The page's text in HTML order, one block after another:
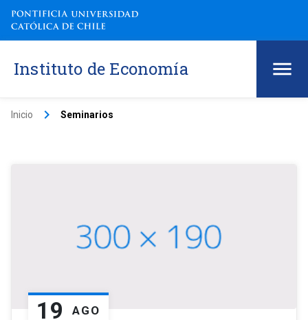
Instituto de Economía
Inicio keyboard_arrow_right Seminarios
19 AGO